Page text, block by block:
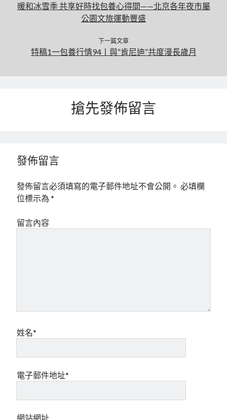
暖和冰雪季 共享好時找包養心得間——北京各年夜市屬
公園文旅運動豐盛
下一篇文章
特稿1一包養行情94丨與“肯尼迪”共度漫長歲月
搶先發佈留言
發佈留言
發佈留言必須填寫的電子郵件地址不會公開。 必填欄
位標示為*
留言內容
姓名*
電子郵件地址*
網站網址